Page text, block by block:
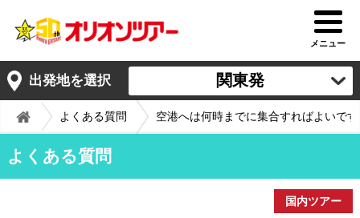
メニュー
出発地を選択 関東発
よくある質問 空港へは何時までに集合すればよいで
よくある質問
国内ツアー